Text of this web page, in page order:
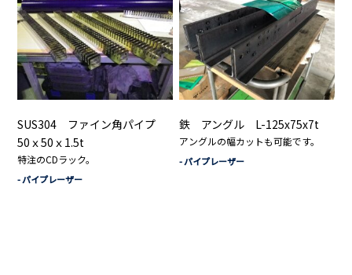
SUS304 ファイン角パイプ
50ｘ50ｘ1.5t
特注のCDラック。
- パイプレーザー
鉄 アングル L-125x75x7t
アングルの幅カットも可能です。
- パイプレーザー